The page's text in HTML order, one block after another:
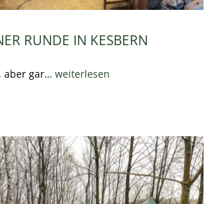
RUNDE IN KESBERN
aber gar…weiterlesen